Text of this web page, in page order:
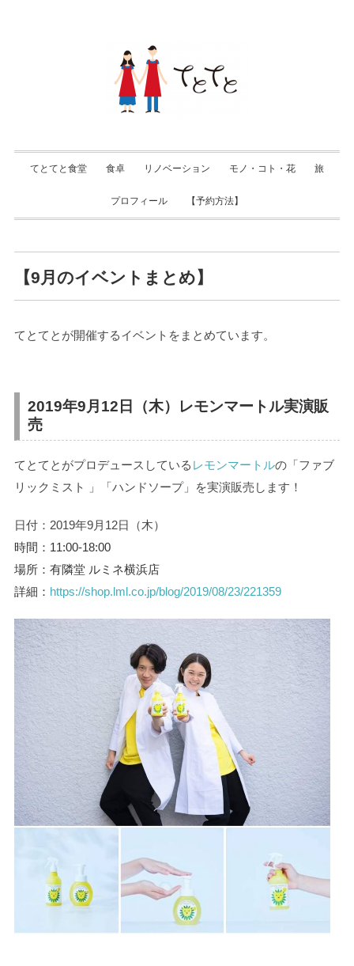
てとてと食堂 食卓 リノベーション モノ・コト・花 旅
プロフィール 【予約方法】
【9月のイベントまとめ】
てとてとが開催するイベントをまとめています。
2019年9月12日（木）レモンマートル実演販
売
てとてとがプロデュースしている レモンマートルの「ファブ
リックミスト 」「ハンドソープ」を実演販売します！
日付：2019年9月12日（木）
時間：11:00-18:00
場所：有隣堂 ルミネ横浜店
詳細： https://shop.lml.co.jp/blog/2019/08/23/221359